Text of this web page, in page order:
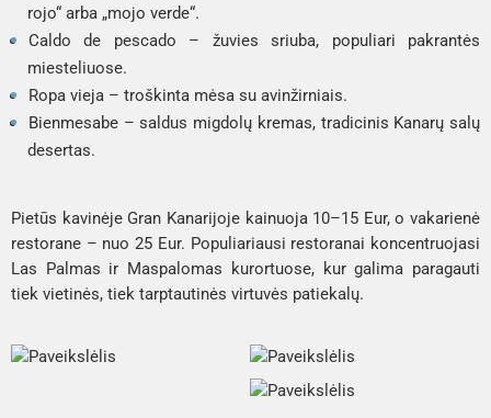
rojo“ arba „mojo verde“.
Caldo de pescado – žuvies sriuba, populiari pakrantės
miesteliuose.
Ropa vieja – troškinta mėsa su avinžirniais.
Bienmesabe – saldus migdolų kremas, tradicinis Kanarų salų
desertas.
Pietūs kavinėje Gran Kanarijoje kainuoja 10–15 Eur, o vakarienė
restorane – nuo 25 Eur. Populiariausi restoranai koncentruojasi
Las Palmas ir Maspalomas kurortuose, kur galima paragauti
tiek vietinės, tiek tarptautinės virtuvės patiekalų.